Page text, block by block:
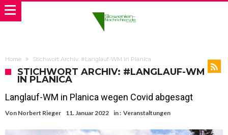
Home Stichwort Archiv: #Langlauf-WM in Planica
STICHWORT ARCHIV: #LANGLAUF-WM
IN PLANICA
Langlauf-WM in Planica wegen Covid abgesagt
Von Norbert Rieger 11. Januar 2022 in : Veranstaltungen